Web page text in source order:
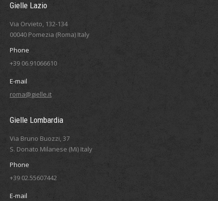
Gielle Lazio
Via Orvieto, 132-134
00040 Pomezia (Roma) Italy
Phone
+39 06.91066610
E-mail
roma@gielle.it
Gielle Lombardia
Via Bruno Buozzi, 37
S. Donato Milanese (Mi) Italy
Phone
+39 02.55607442
E-mail